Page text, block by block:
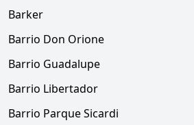
Barker
Barrio Don Orione
Barrio Guadalupe
Barrio Libertador
Barrio Parque Sicardi